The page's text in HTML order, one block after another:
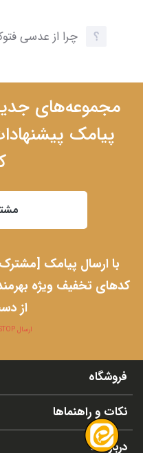
چرا از عدسی
مجموعه‌های
پیامک
با ارسال پیامک
کدهای تخفیف ویژه
از
ارسال STOP لغو عضویت است.
فروشگاه
نکات و راهنماها
درباره ما